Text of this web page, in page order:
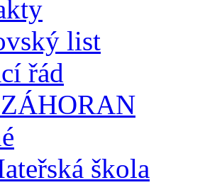
list
řád
škola